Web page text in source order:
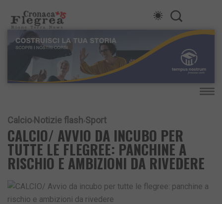
Calcio Notizie flash Sport
CALCIO/ AVVIO DA INCUBO PER
TUTTE LE FLEGREE: PANCHINE A
RISCHIO E AMBIZIONI DA RIVEDERE